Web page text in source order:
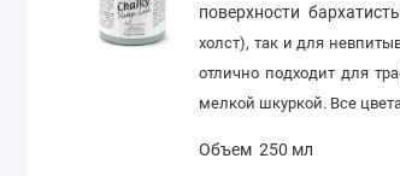
поверхности
холст), так и для
отлично подходит для
мелкой шкуркой. Все
Объем 250 мл